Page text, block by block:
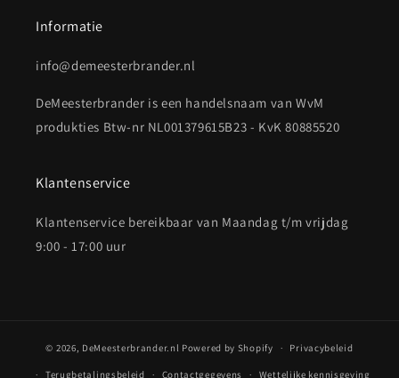
Informatie
info@demeesterbrander.nl
DeMeesterbrander is een handelsnaam van WvM
produkties Btw-nr NL001379615B23 - KvK 80885520
Klantenservice
Klantenservice bereikbaar van Maandag t/m vrijdag
9:00 - 17:00 uur
© 2026, DeMeesterbrander.nl Powered by Shopify Privacybeleid
Terugbetalingsbeleid Contactgegevens Wettelijke kennisgeving